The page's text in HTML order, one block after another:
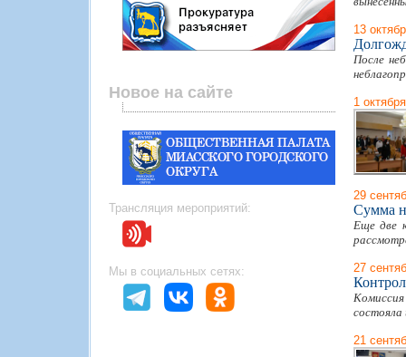
Новое на сайте
Трансляция мероприятий:
Мы в социальных сетях:
13
После
1
29
Сумма
Еще две
27
состояла
21